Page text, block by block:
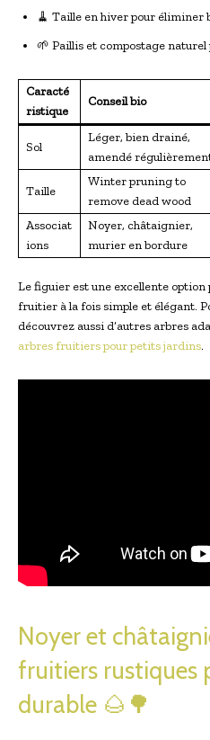
🧹 Taille en hiver pour éliminer
🌱 Paillis et compostage
Caracté
ristique
Conseil bio
Sol
Léger, bien drainé,
amendé
Taille
Winter pruning to
remove dead wood
Associat
ions
Noyer, châtaignier,
murier en bordure
Le figuier est une excellente
fruitier à la fois simple et élégant.
découvrez aussi d’autres arbres
arbres fruitiers pour petits jardins.
Noyer et
fruitiers rustiques
durable 🌰🌳